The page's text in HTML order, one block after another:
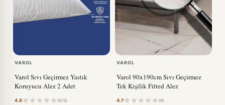
VAROL
Varol Sıvı Geçirmez Yastık
Koruyucu Alez 2 Adet
4.8 (573)
VAROL
Varol 90x190cm Sıvı Geçirmez
Tek Kişilik Fitted Alez
4.7 (9)